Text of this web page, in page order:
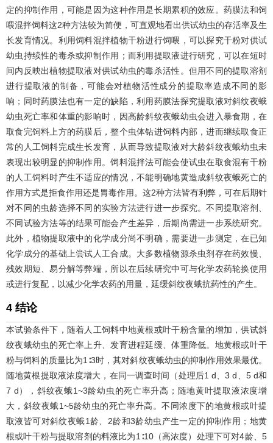
定的抑制作用，可能是因为这种作用是长期累积的效应。药膜法和饲
喂混拌饲料这2种方法较为简便，可直观地看出供试幼虫的存活率及生
长发育情况。利用饲料混拌植物干粉进行饲喂，可以探究干粉对供试
幼虫持续性的毒杀或抑制作用；而利用提取液进行研究，可以在短时
间内反映出植物提取液对供试幼虫的毒杀活性。但用不同的提取溶剂
进行提取液的制备，可能会对植物活性成分的提取率造成不同的影
响；同时药膜法也有一定的缺陷，利用药膜法探究提取液对斜纹夜蛾
幼虫死亡率和体重的影响时，因高龄斜纹夜蛾幼虫会进入暴食期，在
取食完饲料上方的药膜后，整个虫体钻进饲料内部，进而继续取食正
常的人工饲料完成生长发育，从而导致提取液对大龄斜纹夜蛾幼虫未
表现出较明显的抑制作用。饲料混拌法可能会使试虫在取食混有干粉
的人工饲料时产生不适应的情况，不能明确地黄造成斜纹夜蛾死亡的
作用方式是拒食作用还是胃毒作用。这2种方法皆有利弊，可在后期针
对不同的虫龄选择不同的实验方法进行进一步探究。不同提取溶剂、
不同试验方法等的结果可能会产生差异，后期尚需进一步系统研究。
此外，植物提取液中的化学成分尚不明确，需要进一步测定，在已知
化学成分的基础上尝试人工合成。大多数植物源杀虫剂存在药效慢、
残效期短、易分解等弊端，所以在后续研究中可与化学农药轮换使用
或进行复配，以减少化学农药的用量，延缓斜纹夜蛾抗药性的产生。
4 结论
本试验条件下，随着人工饲料中地黄根或叶干粉含量的增加，供试斜
纹夜蛾幼虫的死亡率上升、发育进程延缓、体重降低。地黄根或叶干
粉与饲料的质量比为1∶3时，其对斜纹夜蛾幼虫的抑制作用效果最优。
随地黄根提取液浓度增大，在同一调查时间（处理后1 d、3 d、5 d和
7 d），斜纹夜蛾1~3龄幼虫的死亡率升高；随地黄叶提取液浓度增
大，斜纹夜蛾1~5龄幼虫的死亡率升高。不同浓度下的地黄根或叶提
取液皆可对斜纹夜蛾1龄、2龄和3龄幼虫产生一定的抑制作用；地黄
根或叶干粉与提取溶剂的料液比为1∶10（高浓度）处理下可对4龄、5